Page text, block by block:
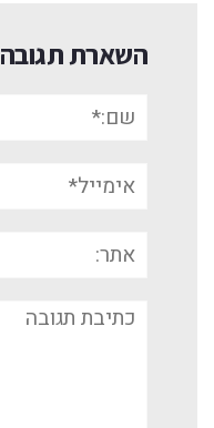
השארת תגובה
אימייל*
תגובה